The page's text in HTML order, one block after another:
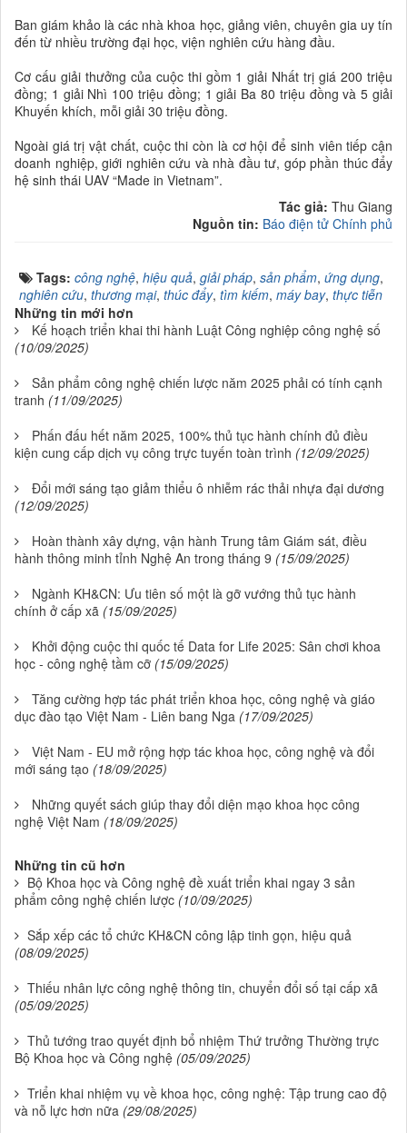
Ban giám khảo là các nhà khoa học, giảng viên, chuyên gia uy tín
đến từ nhiều trường đại học, viện nghiên cứu hàng đầu.
Cơ cấu giải thưởng của cuộc thi gồm 1 giải Nhất trị giá 200 triệu
đồng; 1 giải Nhì 100 triệu đồng; 1 giải Ba 80 triệu đồng và 5 giải
Khuyến khích, mỗi giải 30 triệu đồng.
Ngoài giá trị vật chất, cuộc thi còn là cơ hội để sinh viên tiếp cận
doanh nghiệp, giới nghiên cứu và nhà đầu tư, góp phần thúc đẩy
hệ sinh thái UAV “Made in Vietnam”.
Tác giả: Thu Giang
Nguồn tin: Báo điện tử Chính phủ
Tags: công nghệ, hiệu quả, giải pháp, sản phẩm, ứng dụng,
nghiên cứu, thương mại, thúc đẩy, tìm kiếm, máy bay, thực tiễn
Những tin mới hơn
Kế hoạch triển khai thi hành Luật Công nghiệp công nghệ số
(10/09/2025)
Sản phẩm công nghệ chiến lược năm 2025 phải có tính cạnh
tranh (11/09/2025)
Phấn đấu hết năm 2025, 100% thủ tục hành chính đủ điều
kiện cung cấp dịch vụ công trực tuyến toàn trình (12/09/2025)
Đổi mới sáng tạo giảm thiểu ô nhiễm rác thải nhựa đại dương
(12/09/2025)
Hoàn thành xây dựng, vận hành Trung tâm Giám sát, điều
hành thông minh tỉnh Nghệ An trong tháng 9 (15/09/2025)
Ngành KH&CN: Ưu tiên số một là gỡ vướng thủ tục hành
chính ở cấp xã (15/09/2025)
Khởi động cuộc thi quốc tế Data for Life 2025: Sân chơi khoa
học - công nghệ tầm cỡ (15/09/2025)
Tăng cường hợp tác phát triển khoa học, công nghệ và giáo
dục đào tạo Việt Nam - Liên bang Nga (17/09/2025)
Việt Nam - EU mở rộng hợp tác khoa học, công nghệ và đổi
mới sáng tạo (18/09/2025)
Những quyết sách giúp thay đổi diện mạo khoa học công
nghệ Việt Nam (18/09/2025)
Những tin cũ hơn
Bộ Khoa học và Công nghệ đề xuất triển khai ngay 3 sản
phẩm công nghệ chiến lược (10/09/2025)
Sắp xếp các tổ chức KH&CN công lập tinh gọn, hiệu quả
(08/09/2025)
Thiếu nhân lực công nghệ thông tin, chuyển đổi số tại cấp xã
(05/09/2025)
Thủ tướng trao quyết định bổ nhiệm Thứ trưởng Thường trực
Bộ Khoa học và Công nghệ (05/09/2025)
Triển khai nhiệm vụ về khoa học, công nghệ: Tập trung cao độ
và nỗ lực hơn nữa (29/08/2025)